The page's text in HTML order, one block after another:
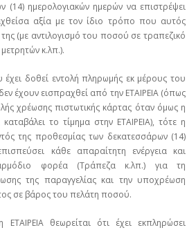
(14) ημερολογιακών ημερών να επιστρέψει
αξία με τον ίδιο τρόπο που αυτός
(με αντιλογισμό του ποσού σε τραπεζικό
κ.λπ.).
δοθεί εντολή πληρωμής εκ μέρους του
έχουν εισπραχθεί από την ΕΤΑΙΡΕΙΑ (όπως
χρέωσης πιστωτικής κάρτας όταν όμως η
το τίμημα στην ΕΤΑΙΡΕΙΑ), τότε η
της προθεσμίας των δεκατεσσάρων (14)
κάθε απαραίτητη ενέργεια και
φορέα (Τράπεζα κ.λπ.) για τη
της παραγγελίας και την υποχρέωση
σε βάρος του πελάτη ποσού.
θεωρείται ότι έχει εκπληρώσει